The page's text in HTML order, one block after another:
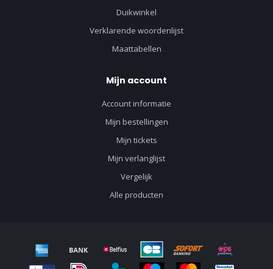
Duikwinkel
Verklarende woordenlijst
Maattabellen
Mijn account
Account informatie
Mijn bestellingen
Mijn tickets
Mijn verlanglijst
Vergelijk
Alle producten